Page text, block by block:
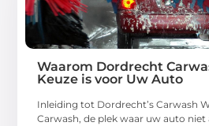
Waarom Dordrecht
Keuze is voor Uw Auto
Inleiding tot Dordrecht’s Carwash
Carwash, de plek waar uw auto niet